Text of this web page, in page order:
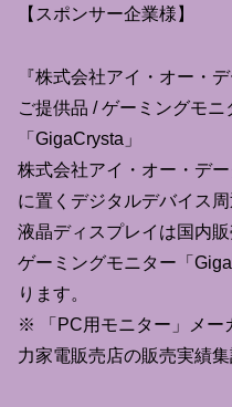
【スポンサー企業様】
『株式会社アイ・オー・デ
ご提供品 / ゲーミングモ
「GigaCrysta」
株式会社アイ・オー・デ
に置くデジタルデバイス
液晶ディスプレイは国内
ゲーミングモニター「
ります。
※ 「PC用モニター」メー
力家電販売店の販売実績